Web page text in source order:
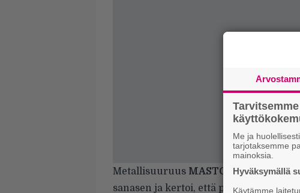
Metallisuuruus MASTODONehti
sanasen ja kertoi, että palaa uudella
Me ja
tarjotaksemme
mainoksia.
Hyväksymällä
Käytämme